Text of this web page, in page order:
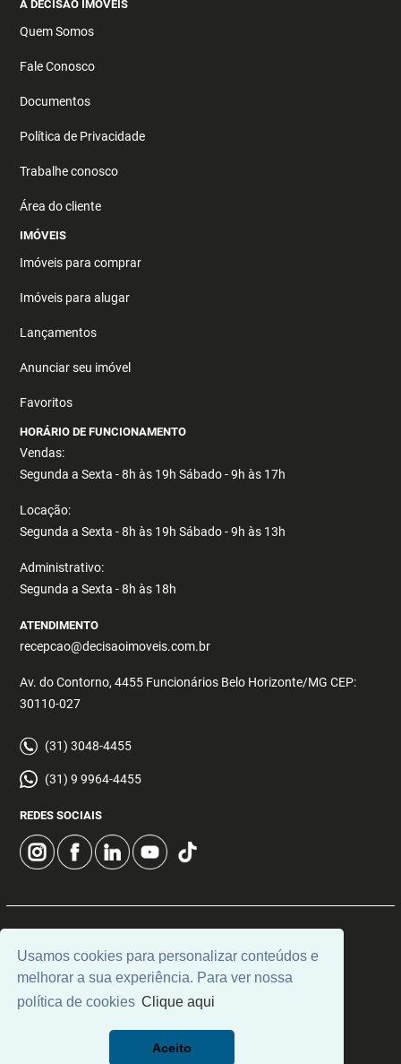
Usamos cookies para personalizar conteúdos e
melhorar a sua experiência. Para ver nossa
política de cookies Clique aqui
Aceito
A DECISÃO IMÓVEIS
Quem Somos
Fale Conosco
Documentos
Política de Privacidade
Trabalhe conosco
Área do cliente
IMÓVEIS
Imóveis para comprar
Imóveis para alugar
Lançamentos
Anunciar seu imóvel
Favoritos
HORÁRIO DE FUNCIONAMENTO
Vendas:
Segunda a Sexta - 8h às 19h Sábado - 9h às 17h
Locação:
Segunda a Sexta - 8h às 19h Sábado - 9h às 13h
Administrativo:
Segunda a Sexta - 8h às 18h
ATENDIMENTO
recepcao@decisaoimoveis.com.br
Av. do Contorno, 4455 Funcionários Belo Horizonte/MG CEP:
30110-027
(31) 3048-4455
(31) 9 9964-4455
REDES SOCIAIS
Universal Software.